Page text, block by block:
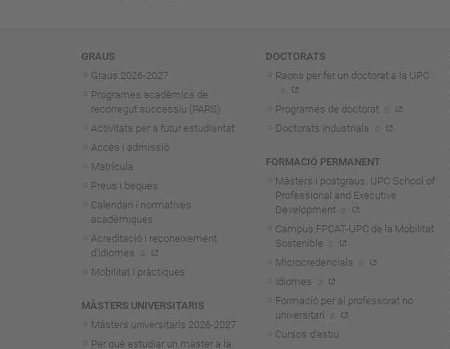
Navegació
GRAUS
Graus 2026-2027
Programes acadèmics de
recorregut successiu (PARS)
Activitats per a futur estudiantat
Accés i admissió
Matrícula
Preus i beques
Calendari i normatives
acadèmiques
Acreditació i reconeixement
d'idiomes
Mobilitat i pràctiques
MÀSTERS UNIVERSITARIS
Màsters universitaris 2026-2027
Per què estudiar un màster a la
DOCTORATS
Raons per fer un doctorat a la UPC
Programes de doctorat
Doctorats industrials
FORMACIÓ PERMANENT
Màsters i postgraus. UPC School of
Professional and Executive
Development
Campus FPCAT-UPC de la Mobilitat
Sostenible
Microcredencials
Idiomes
Formació per al professorat no
universitari
Cursos d'estiu